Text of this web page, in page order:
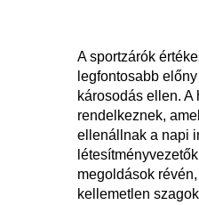
A sportzárók
legfontosabb
károsodás ellen.
rendelkeznek,
ellenállnak a napi
megoldások
kellemetlen